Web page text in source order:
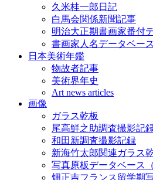
久米桂一郎日記
白馬会関係新聞記事
明治大正期書画家番付
書画家人名データベー
日本美術年鑑
物故者記事
美術界年史
Art news articles
画像
ガラス乾板
尾高鮮之助調査撮影記
和田新調査撮影記録
新海竹太郎関連ガラス
写真原板データベース
畑正吉フランス留学期